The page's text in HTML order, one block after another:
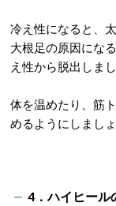
冷え性になると、
大根足の原因にな
え性から脱出しまし
体を温めたり、筋
めるようにしましょ
4．ハイヒール